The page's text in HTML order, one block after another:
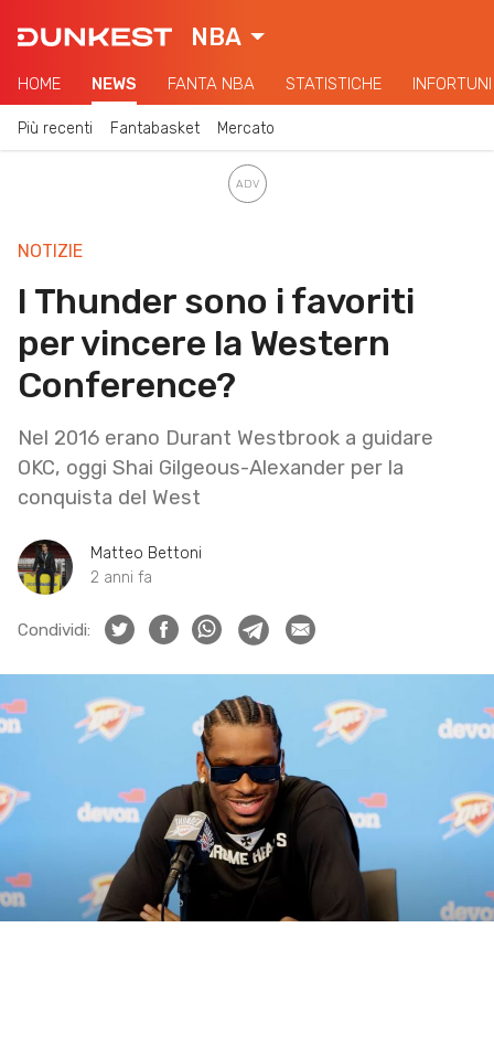
NBA
HOME NEWS FANTA NBA STATISTICHE INFORTUNI
Più recenti Fantabasket Mercato
NOTIZIE
I Thunder sono i favoriti
per vincere la Western
Conference?
Nel 2016 erano Durant Westbrook a guidare
OKC, oggi Shai Gilgeous-Alexander per la
conquista del West
Matteo Bettoni
2 anni fa
Condividi: